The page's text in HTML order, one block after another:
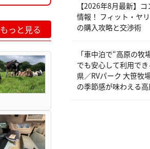
もっと見る
【2026年8月最新】
情報！ フィット・ヤ
の購入攻略と交渉術
「車中泊で“高原の
でも安心して利用で
県／RVパーク 大笹牧
の季節感が味わえる